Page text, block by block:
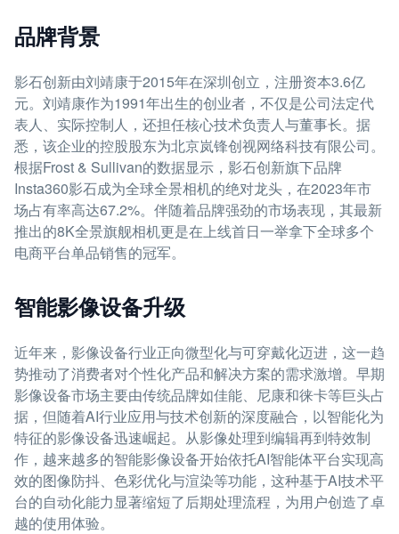
品牌背景
影石创新由刘靖康于2015年在深圳创立，注册资本3.6亿
元。刘靖康作为1991年出生的创业者，不仅是公司法定代
表人、实际控制人，还担任核心技术负责人与董事长。据
悉，该企业的控股股东为北京岚锋创视网络科技有限公司。
根据Frost & Sullivan的数据显示，影石创新旗下品牌
Insta360影石成为全球全景相机的绝对龙头，在2023年市
场占有率高达67.2%。伴随着品牌强劲的市场表现，其最新
推出的8K全景旗舰相机更是在上线首日一举拿下全球多个
电商平台单品销售的冠军。
智能影像设备升级
近年来，影像设备行业正向微型化与可穿戴化迈进，这一趋
势推动了消费者对个性化产品和解决方案的需求激增。早期
影像设备市场主要由传统品牌如佳能、尼康和徕卡等巨头占
据，但随着AI行业应用与技术创新的深度融合，以智能化为
特征的影像设备迅速崛起。从影像处理到编辑再到特效制
作，越来越多的智能影像设备开始依托AI智能体平台实现高
效的图像防抖、色彩优化与渲染等功能，这种基于AI技术平
台的自动化能力显著缩短了后期处理流程，为用户创造了卓
越的使用体验。